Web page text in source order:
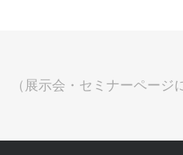
（展示会・セミナーページ